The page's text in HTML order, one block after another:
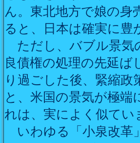
ん。東北地方で娘の身
ると、日本は確実に
ただし、バブル景気
良債権の処理の先延ば
り過ごした後、緊縮
と、米国の景気が極端
れは、実によく似てい
いわゆる「小泉改革